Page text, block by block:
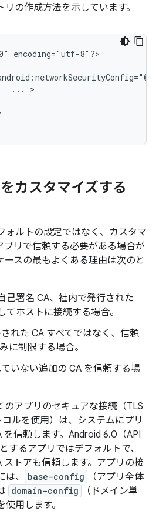
の作成方法を示しています。
encoding="utf-8"?>
...
カスタマイズする
ォルトの設定ではなく、カスタマ
プリで信頼する必要がある場合が
ースの最もよくある理由は次のと
己署名 CA、社内で発行された
てホストに接続する場合。
れた CA すべてではなく、信頼
に制限する場合。
いない追加の CA を信頼する場
のアプリのセキュアな接続（TLS
ルを使用）は、システムにプリ
信頼します。Android 6.0（API
するアプリではデフォルトで、
ストアも信頼します。アプリの接
、
base-config
（アプリ全体
domain-config
（ドメイン単
用します。